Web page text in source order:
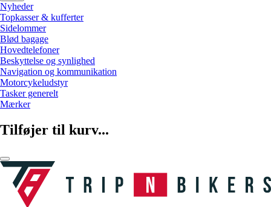
Nyheder
Topkasser & kufferter
Sidelommer
Blød bagage
Hovedtelefoner
Beskyttelse og synlighed
Navigation og kommunikation
Motorcykeludstyr
Tasker generelt
Mærker
Tilføjer til kurv...